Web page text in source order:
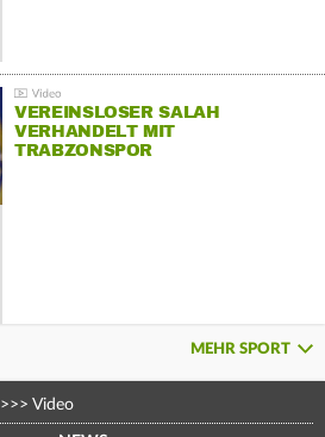
VEREINSLOSER SALAH
VERHANDELT MIT
TRABZONSPOR
MEHR SPORT
>>> Video